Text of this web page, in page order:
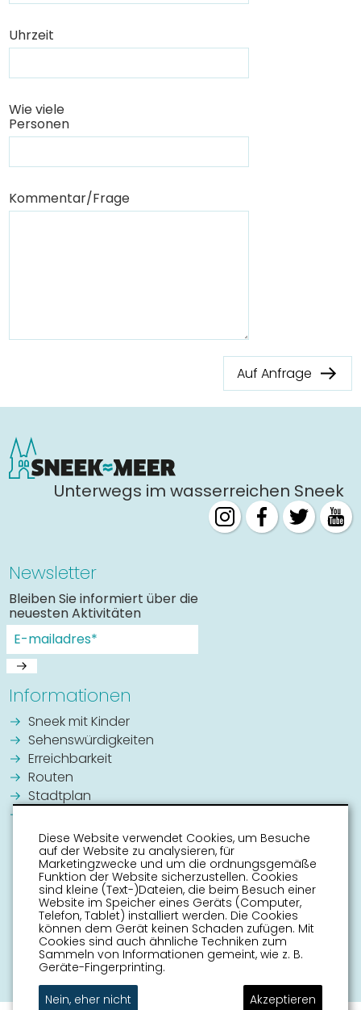
Uhrzeit
Wie viele
Personen
Kommentar/Frage
Auf Anfrage
Unterwegs im wasserreichen Sneek
Newsletter
Bleiben Sie informiert über die
neuesten Aktivitäten
Informationen
Sneek mit Kinder
Sehenswürdigkeiten
Erreichbarkeit
Routen
Stadtplan
Diese Website verwendet Cookies, um Besuche
auf der Website zu analysieren, für
Marketingzwecke und um die ordnungsgemäße
Funktion der Website sicherzustellen. Cookies
sind kleine (Text-)Dateien, die beim Besuch einer
Website im Speicher eines Geräts (Computer,
Telefon, Tablet) installiert werden. Die Cookies
können dem Gerät keinen Schaden zufügen. Mit
Cookies sind auch ähnliche Techniken zum
Sammeln von Informationen gemeint, wie z. B.
Geräte-Fingerprinting.
Nein, eher nicht
Akzeptieren